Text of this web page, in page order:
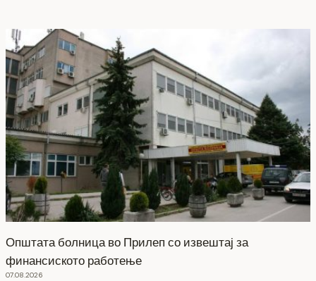
Општата болница во Прилеп со извештај за
финансиското работење
07.08.2026